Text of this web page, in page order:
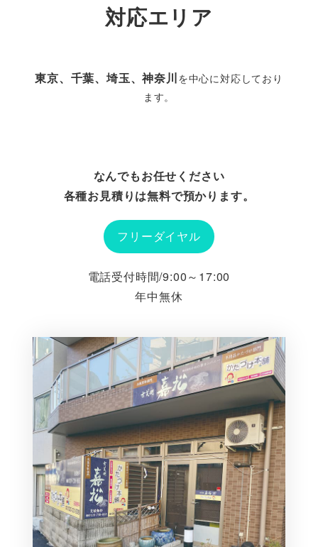
対応エリア
東京、千葉、埼玉、神奈川を中心に対応しており
ます。
なんでもお任せください
各種お見積りは無料で預かります。
フリーダイヤル
電話受付時間/9:00～17:00
年中無休